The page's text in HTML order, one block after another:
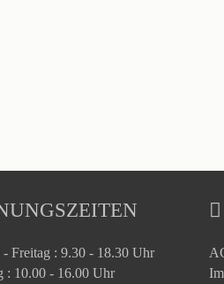
Freitag : 9.30 - 18.30 Uhr
: 10.00 - 16.00 Uhr